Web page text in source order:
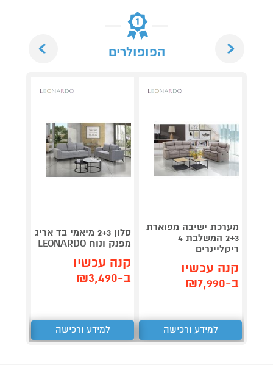
הפופולרים
מערכת ישיבה מפוארת
2+3 המשלבת 4
ריקליינרים
קנה עכשיו
ב-₪7,990
למידע ורכישה
סלון 2+3 מיאמי בד אריג
מפנק ונוח LEONARDO
קנה עכשיו
ב-₪3,490
למידע ורכישה